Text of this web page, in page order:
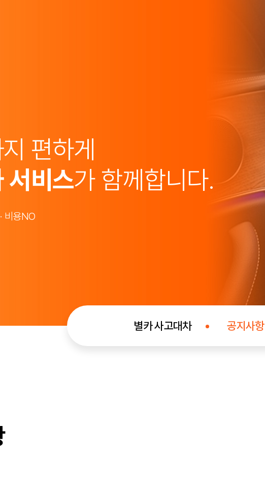
편하게
서비스가 함께합니다.
비용NO
별카 사고대차 공지사항